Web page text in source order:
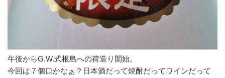
午後からG.W.式根島への荷造り開始。
今回は７個口かなぁ？日本酒だって焼酎だってワインだって